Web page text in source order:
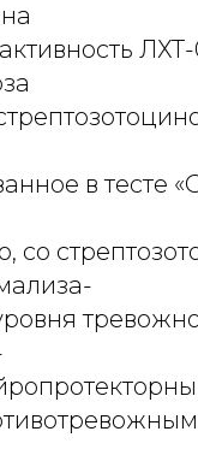
ЛХТ-
в тесте
со